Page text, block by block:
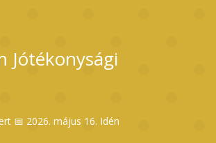
Jótékonysági
📅 2026. május 16. Idén